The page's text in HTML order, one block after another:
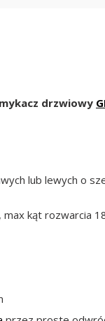
drzwiowy
lub lewych o
kąt rozwarcia